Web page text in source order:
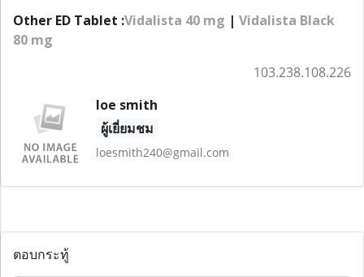
Other ED Tablet :Vidalista 40 mg | Vidalista Black
80 mg
103.238.108.226
loe smith
ผู้เยี่ยมชม
loesmith240@gmail.com
ตอบกระทู้